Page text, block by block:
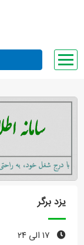
وبلاگ
معرفی ما
تعرفه ها
راهنما
ورود یا عضویت
یزد برگر